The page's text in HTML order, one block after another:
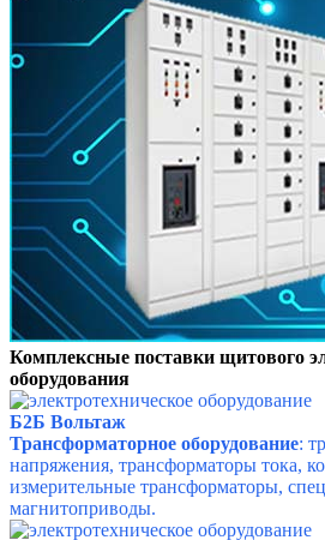
Комплексные поставки щитового
оборудования
Б2Б Вольтаж
Трансформаторное оборудование:
напряжения, трансформаторы тока,
измерительные трансформаторы,
магнитоприводы.